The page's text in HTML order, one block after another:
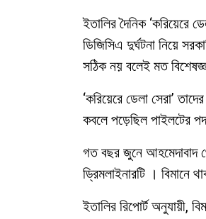
ইতালির দৈনিক ‘করিয়েরে
ডিজিসিএ দুর্ঘটনা নিয়ে
সঠিক নয় বলেই মত
‘করিয়েরে ডেলা সেরা’
কবলে পড়েছিল পাইলটের
গত বছর জুনে আহমেদাবাদ
ড্রিমলাইনারটি । বিমানে
ইতালির রিপোর্ট অনুযায়ী,